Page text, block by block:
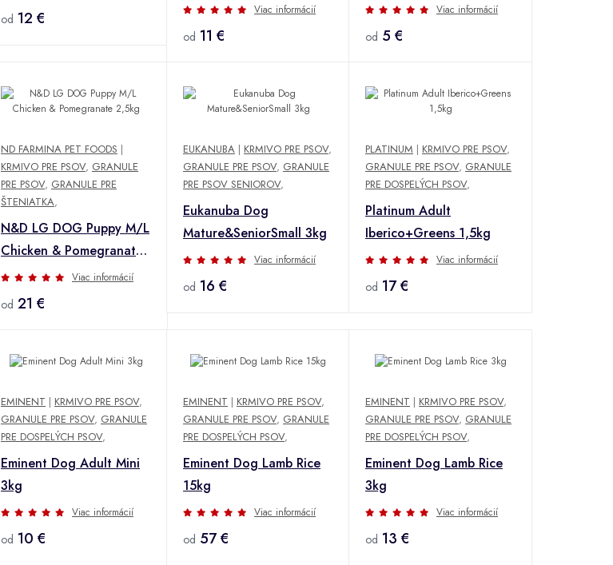
od 12 € Viac informácií
od 11 €
Viac informácií
od 5 €
ND FARMINA PET FOODS |
KRMIVO PRE PSOV, GRANULE
PRE PSOV, GRANULE PRE
ŠTENIATKA,
N&D LG DOG Puppy M/L
Chicken & Pomegranate
2,5kg
Viac informácií
od 21 €
EUKANUBA | KRMIVO PRE PSOV,
GRANULE PRE PSOV, GRANULE
PRE PSOV SENIOROV,
Eukanuba Dog
Mature&SeniorSmall 3kg
Viac informácií
od 16 €
PLATINUM | KRMIVO PRE PSOV,
GRANULE PRE PSOV, GRANULE
PRE DOSPELÝCH PSOV,
Platinum Adult
Iberico+Greens 1,5kg
Viac informácií
od 17 €
EMINENT | KRMIVO PRE PSOV,
GRANULE PRE PSOV, GRANULE
PRE DOSPELÝCH PSOV,
Eminent Dog Adult Mini
3kg
Viac informácií
od 10 €
EMINENT | KRMIVO PRE PSOV,
GRANULE PRE PSOV, GRANULE
PRE DOSPELÝCH PSOV,
Eminent Dog Lamb Rice
15kg
Viac informácií
od 57 €
EMINENT | KRMIVO PRE PSOV,
GRANULE PRE PSOV, GRANULE
PRE DOSPELÝCH PSOV,
Eminent Dog Lamb Rice
3kg
Viac informácií
od 13 €